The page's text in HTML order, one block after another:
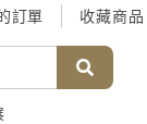
訂單 收藏商品